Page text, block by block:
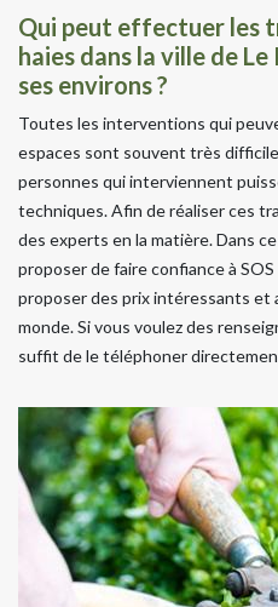
Qui peut effectuer les
haies dans la ville de
ses environs ?
Toutes les interventions qui
espaces sont souvent très
personnes qui interviennent
techniques. Afin de réaliser ces
des experts en la matière. Dans
proposer de faire confiance à
proposer des prix intéressants et
monde. Si vous voulez des
suffit de le téléphoner